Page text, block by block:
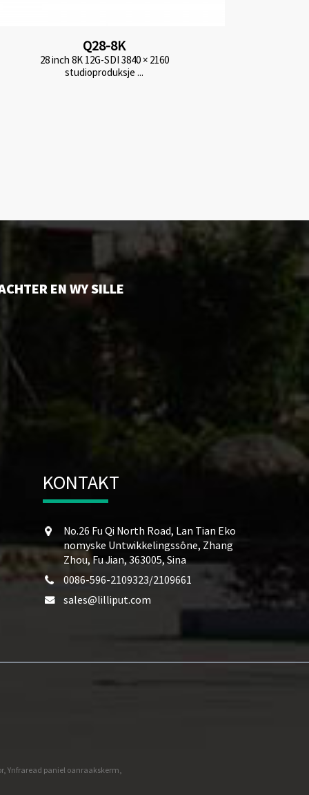
Q28-8K
28 inch 8K 12G-SDI 3840 × 2160
studioproduksje ...
EN WY SILLE
KONTAKT
No.26 Fu Qi North Road, Lan Tian Eko
nomyske Untwikkelingssône, Zhang
Zhou, Fu Jian, 363005, Sina
0086-596-2109323/2109661
sales@lilliput.com
, Ynfraread paniel oanraakskerm